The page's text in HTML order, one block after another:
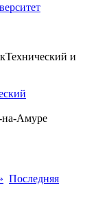
Технический и
на-Амуре
Последняя